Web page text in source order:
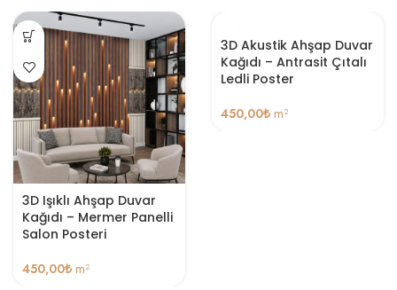
3D Işıklı Ahşap Duvar
Kağıdı – Mermer Panelli
Salon Posteri
450,00₺ m²
3D Akustik Ahşap Duvar
Kağıdı – Antrasit Çıtalı
Ledli Poster
450,00₺ m²